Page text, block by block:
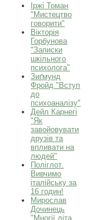
Іржі Томан
"Мистецтво
говорити"
Вікторія
Горбунова
"Записки
шкільного
психолога"
Зиґмунд
Фройд "Вступ
до
психоаналізу"
Дейл Карнегі
"Як
завойовувати
друзів та
впливати на
людей"
Поліглот.
Вивчимо
італійську за
16 годин!
Мирослав
Дочинець
"Многії літа.